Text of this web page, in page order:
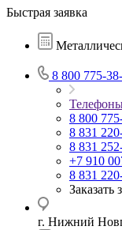
Быстрая заявка
8 800 775-
8 800
8 831
8 831
+7 910
8 831
Заказать
г. Нижний